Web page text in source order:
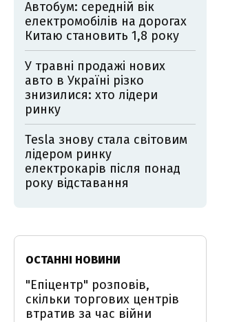
Автобум: середній вік
електромобілів на дорогах
Китаю становить 1,8 року
У травні продажі нових
авто в Україні різко
знизилися: хто лідери
ринку
Tesla знову стала світовим
лідером ринку
електрокарів після понад
року відставання
ОСТАННІ НОВИНИ
"Епіцентр" розповів,
скільки торгових центрів
втратив за час війни